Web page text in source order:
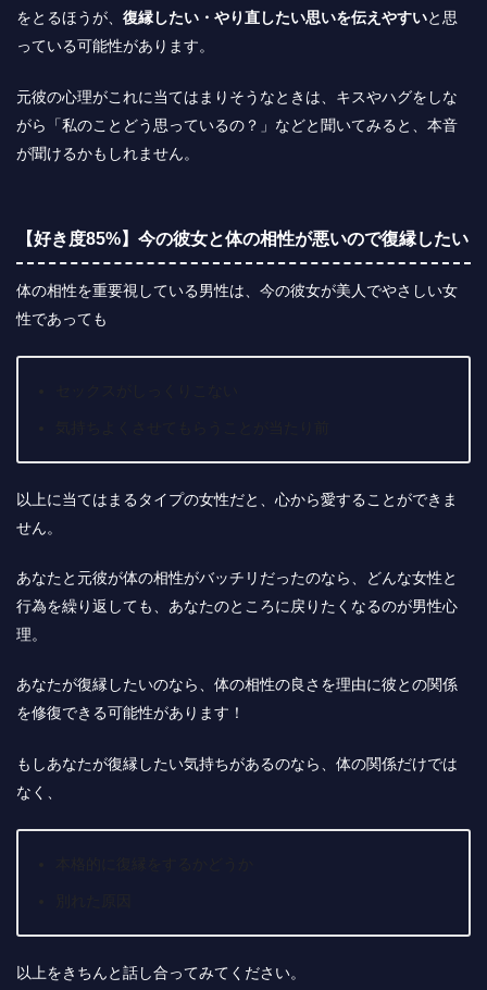
をとるほうが、 復縁したい・やり直したい思いを伝えやすいと思
っている可能性があります。
元彼の心理がこれに当てはまりそうなときは、キスやハグをしな
がら「私のことどう思っているの？」などと聞いてみると、本音
が聞けるかもしれません。
【好き度85%】今の彼女と体の相性が悪いので復縁したい
体の相性を重要視している男性は、今の彼女が美人でやさしい女
性であっても
以上に当てはまるタイプの女性だと、心から愛することができま
せん。
あなたと元彼が体の相性がバッチリだったのなら、
どんな女性と
行為を繰り返しても、あなたのところに戻りたくなるのが男性心
理。
あなたが復縁したいのなら、体の相性の良さを理由に彼との関係
を修復できる可能性があります！
もしあなたが復縁したい気持ちがあるのなら、体の関係だけでは
なく、
以上をきちんと話し合ってみてください。